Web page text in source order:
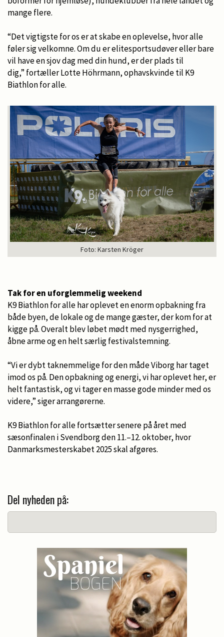
mange flere.
“Det vigtigste for os er at skabe en oplevelse, hvor alle
føler sig velkomne. Om du er elitesportsudøver eller bare
vil have en sjov dag med din hund, er der plads til
dig,” fortæller Lotte Höhrmann, ophavskvinde til K9
Biathlon for alle.
Foto: Karsten Kröger
Tak for en uforglemmelig weekend
K9 Biathlon for alle har oplevet en enorm opbakning fra
både byen, de lokale og de mange gæster, der kom for at
kigge på. Overalt blev løbet mødt med nysgerrighed,
åbne arme og en helt særlig festivalstemning.
“Vi er dybt taknemmelige for den måde Viborg har taget
imod os på. Den opbakning og energi, vi har oplevet her, er
helt fantastisk, og vi tager en masse gode minder med os
videre,” siger arrangørerne.
K9 Biathlon for alle fortsætter senere på året med
sæsonfinalen i Svendborg den 11.–12. oktober, hvor
Danmarksmesterskabet 2025 skal afgøres.
Del nyheden på: